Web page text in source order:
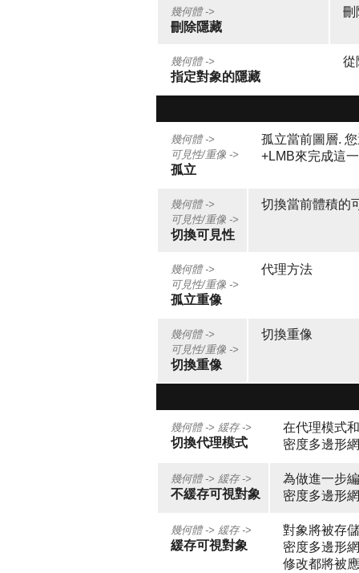
幾何體 ->
刪除隱藏
刪
幾何體 ->
指定對象的隱藏
從
幾何體 ->
可見性/重像 ->
孤立
孤立當前圖層.
+LMB來完成這
幾何體 ->
可見性/重像 ->
切換可見性
切換當前體積的
幾何體 ->
可見性/重像 ->
孤立重像
代理方法
幾何體 ->
可見性/重像 ->
切換重像
切換重像
幾何體 -> 緩存 ->
切換代理模式
在代理模式
密度多邊形
幾何體 -> 緩存 ->
不緩存可視對象
為做進一步
密度多邊形
幾何體 -> 緩存 ->
緩存可視對象
對象將被存
密度多邊形
修改都將被